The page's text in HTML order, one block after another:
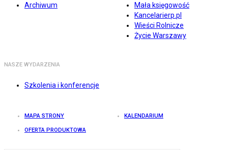
Archiwum
Mała księgowość
Kancelarierp.pl
Wieści Rolnicze
Życie Warszawy
NASZE WYDARZENIA
Szkolenia i konferencje
MAPA STRONY KALENDARIUM
OFERTA PRODUKTOWA